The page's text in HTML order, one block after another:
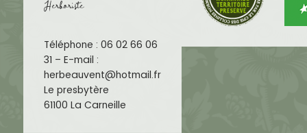
Herboriste
Téléphone : 06 02 66 06
31 – E-mail :
herbeauvent@hotmail.fr
Le presbytère
61100 La Carneille